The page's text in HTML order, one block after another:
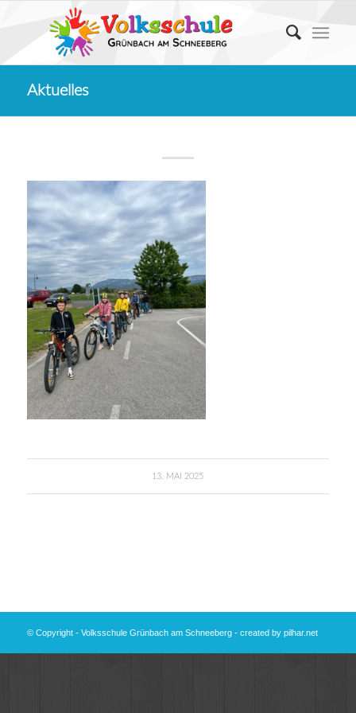
Aktuelles
13. MAI 2025
© Copyright - Volksschule Grünbach am Schneeberg - created by pilhar.net